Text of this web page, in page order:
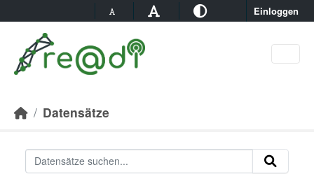
Einloggen
Datensätze